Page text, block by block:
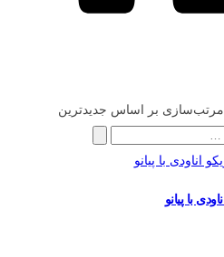
مرتب‌سازی بر اساس جدیدترین